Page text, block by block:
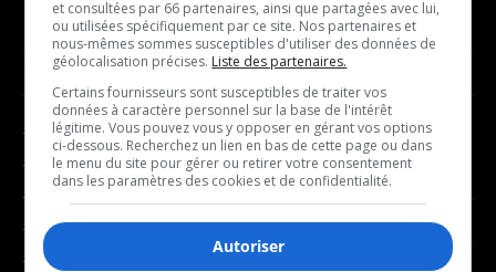
NOUVELLES
- Affaires municipales
- Communauté / Social
- Culture
- Économie
- Éducation
MUSIQUE
- Décompte franco
- Joué récemment
BALADOS
et consultées par 66 partenaires, ainsi que partagées avec lui,
ou utilisées spécifiquement par ce site. Nos partenaires et
nous-mêmes sommes susceptibles d'utiliser des données de
géolocalisation précises. Liste des partenaires.
Certains fournisseurs sont susceptibles de traiter vos
données à caractère personnel sur la base de l'intérêt
légitime. Vous pouvez vous y opposer en gérant vos options
ci-dessous. Recherchez un lien en bas de cette page ou dans
le menu du site pour gérer ou retirer votre consentement
dans les paramètres des cookies et de confidentialité.
Autoriser